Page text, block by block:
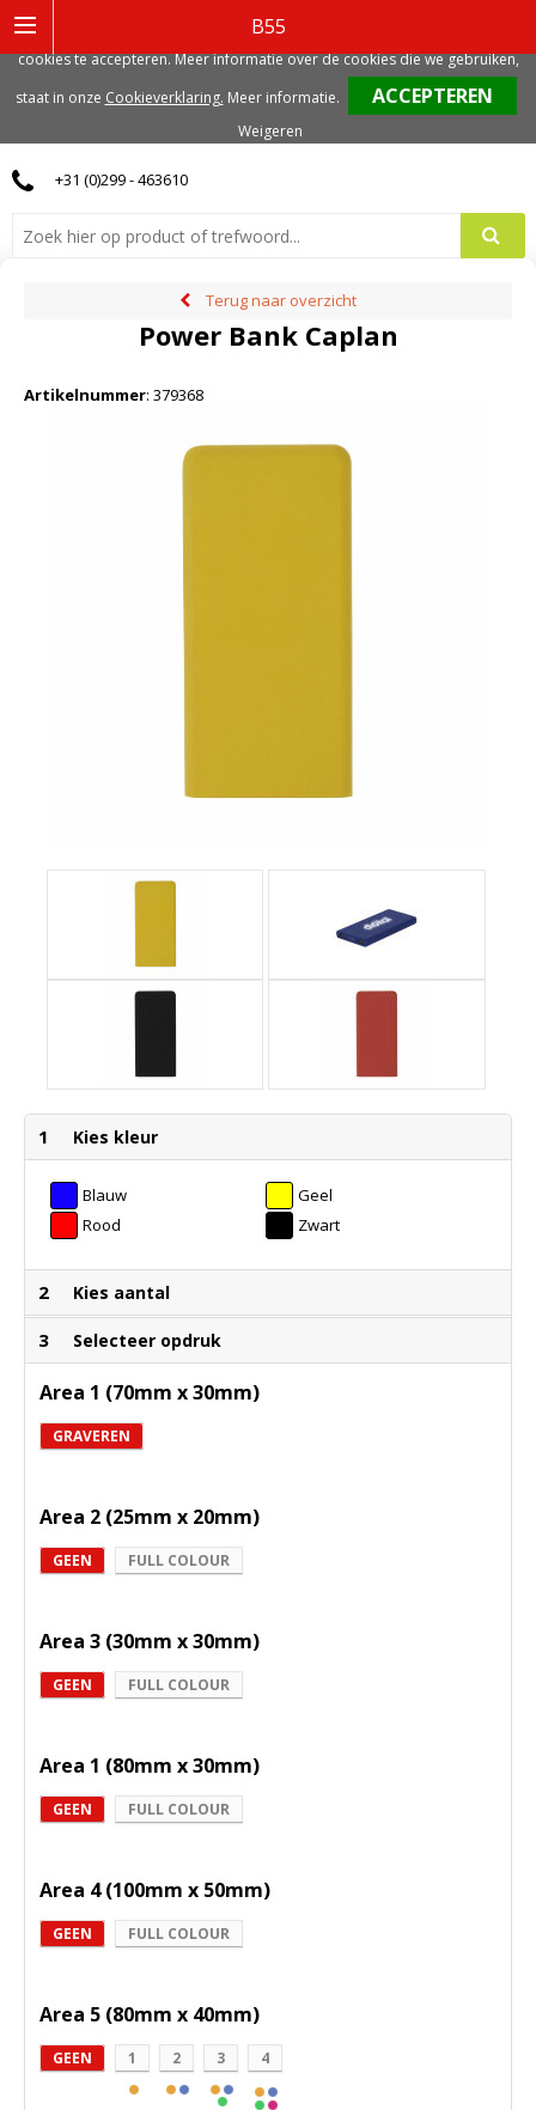
B55
0
+31 (0)299 - 463610
Terug naar overzicht
Power Bank Caplan
Artikelnummer: 379368
1 Kies kleur
Blauw
Geel
Rood
Zwart
2 Kies aantal
3 Selecteer opdruk
Area 1 (70mm x 30mm)
GRAVEREN
Area 2 (25mm x 20mm)
GEEN FULL COLOUR
Area 3 (30mm x 30mm)
GEEN FULL COLOUR
Area 1 (80mm x 30mm)
GEEN FULL COLOUR
Area 4 (100mm x 50mm)
GEEN FULL COLOUR
Area 5 (80mm x 40mm)
GEEN 1 2 3 4
gerelateerde cookies. Voor de beste gebruikerservaring, adviseren we deze
cookies te accepteren. Meer informatie over de cookies die we gebruiken,
staat in onze Cookieverklaring. Meer informatie.
Weigeren